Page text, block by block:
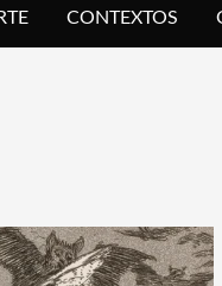
CONTEXTOS